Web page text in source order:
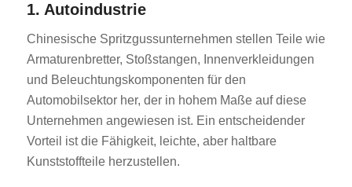
1. Autoindustrie
Chinesische Spritzgussunternehmen stellen Teile wie
Armaturenbretter, Stoßstangen, Innenverkleidungen
und Beleuchtungskomponenten für den
Automobilsektor her, der in hohem Maße auf diese
Unternehmen angewiesen ist. Ein entscheidender
Vorteil ist die Fähigkeit, leichte, aber haltbare
Kunststoffteile herzustellen.